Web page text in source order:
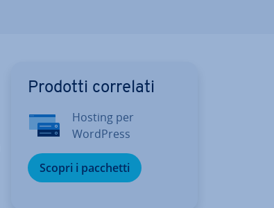
Prodotti correlati
Hosting per
WordPress
Scopri i pacchetti